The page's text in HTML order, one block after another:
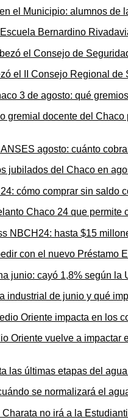
Bernardino
el II Consejo Regional
gremial docente del
jubilados del Chaco en
Chaco 24 que permite
con el nuevo Préstamo
industrial de junio y qué
Oriente vuelve a
se normalizará el